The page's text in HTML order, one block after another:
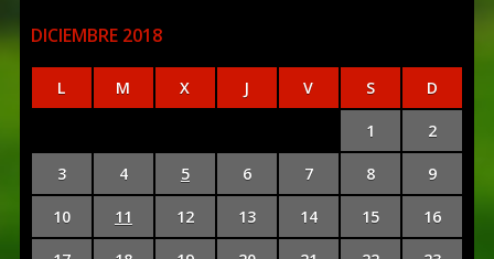
DICIEMBRE 2018
L M X J V S D
1 2
3 4 5 6 7 8 9
10 11 12 13 14 15 16